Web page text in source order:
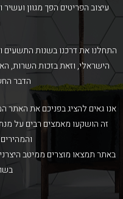
עיצוב הפריטים הפך מגוון
התחלנו את דרכנו בשנות
הישראלי, וזאת בזכות השרות,
הדבר
אנו גאים להציג בפניכם את האתר
זה הושקעו מאמצים רבים על
באתר תמצאו מוצרים ממיטב